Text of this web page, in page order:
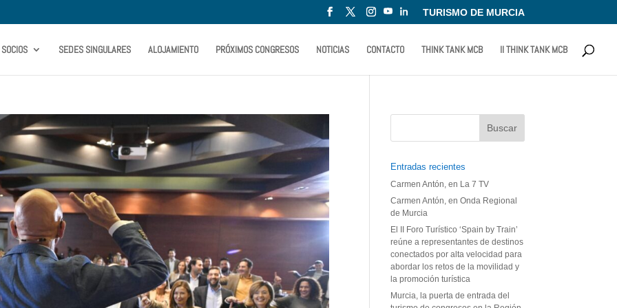
TURISMO DE MURCIA
SOCIOS SEDES SINGULARES ALOJAMIENTO PRÓXIMOS CONGRESOS NOTICIAS CONTACTO THINK TANK MCB II THINK TANK MCB
Entradas recientes
Carmen Antón, en La 7 TV
Carmen Antón, en Onda Regional
de Murcia
El II Foro Turístico ‘Spain by Train’
reúne a representantes de destinos
conectados por alta velocidad para
abordar los retos de la movilidad y
la promoción turística
Murcia, la puerta de entrada del